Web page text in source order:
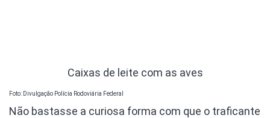
Caixas de leite com as aves
Foto: Divulgação Polícia Rodoviária Federal
Não bastasse a curiosa forma com que o traficante